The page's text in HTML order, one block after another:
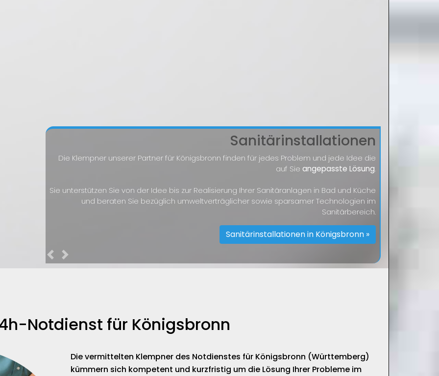
Sanitärinstallationen
Die Klempner unserer Partner für Königsbronn finden für jedes Problem und jede Idee die
auf Sieangepasste Lösung.
Sie unterstützen Sie von der Idee bis zur Realisierung Ihrer Sanitäranlagen in Bad und Küche
und beraten Sie bezüglich umweltverträglicher sowie sparsamer Technologien im
Sanitärbereich.
Sanitärinstallationen in Königsbronn »
Previous
Notdienst für Königsbronn
Die vermittelten Klempner des Notdienstes für Königsbronn (Württemberg)
kümmern sich kompetent und kurzfristig um die Lösung Ihrer Probleme im